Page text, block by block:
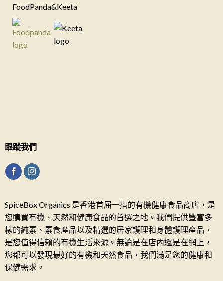
FoodPanda&Keeta
跟蹤我們
SpiceBox Organics 是香港首屈一指的有機健康食品商店，是
您購買有機、天然和健康食品的首選之地。我們提供豐富多
樣的純素、素食產品以及精選的居家護理和身體護理產品，
是您值得信賴的有機生活來源。無論是在店內還是在網上，
您都可以發現最好的有機和天然食品，我們滿足您的健康和
保健需求。